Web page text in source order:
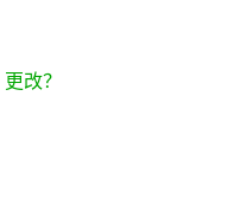
更改？